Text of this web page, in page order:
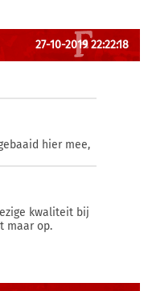
27-10-2019 22:22:18
hier mee,
kwaliteit bij
maar op.